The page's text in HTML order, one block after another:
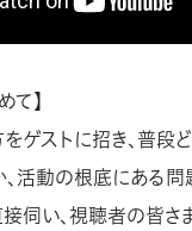
て】
ゲストに招き、普段
活動の根底にある
伺い、視聴者の皆さ